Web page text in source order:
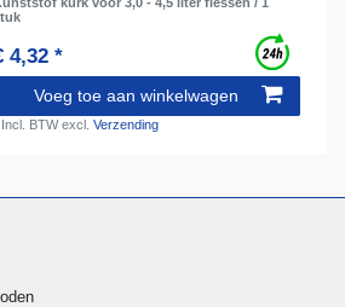
4,32 *
Voeg toe aan winkelwagen
Incl. BTWexcl.Verzending